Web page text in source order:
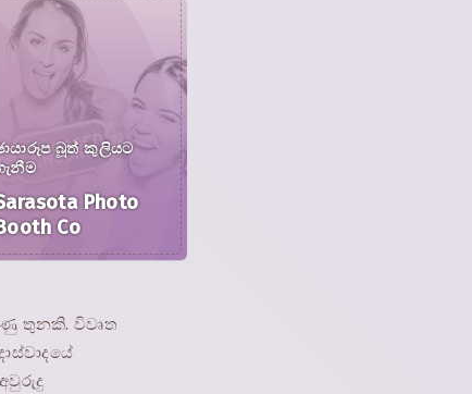
බූත් කුලියට
Photo
Co
තුනකි. විවෘත